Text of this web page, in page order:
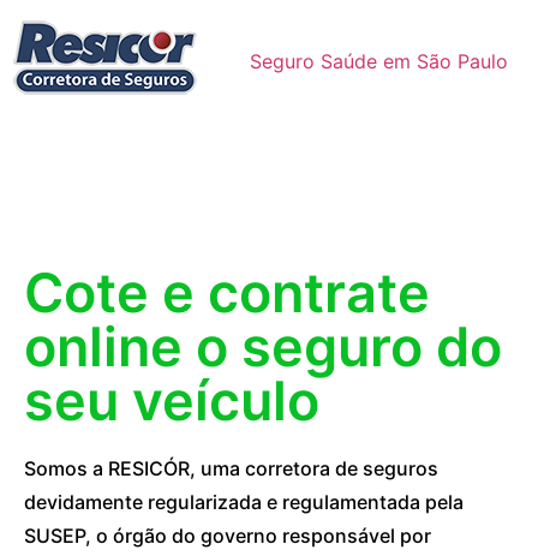
Seguro Saúde em São Paulo
Cote e contrate
online o seguro do
seu veículo
Somos a RESICÓR, uma corretora de seguros
devidamente regularizada e regulamentada pela
SUSEP, o órgão do governo responsável por